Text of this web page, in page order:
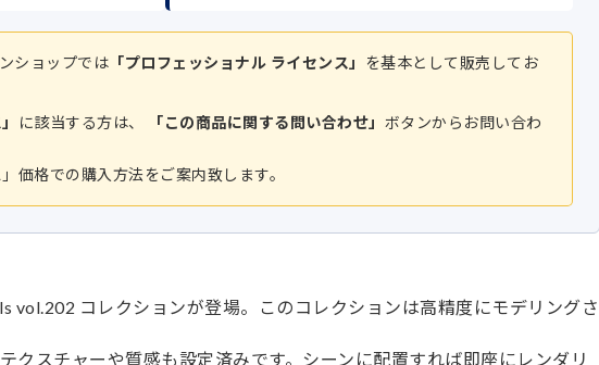
ショップでは 「プロフェッショナル ライセンス」
を基本として販売してお
に該当する方は、 「この商品に関する問い合わせ」 ボタンからお問い合わ
価格での購入方法をご案内致します。
vol.202 コレクションが登場。このコレクションは高精度にモデリングさ
クスチャーや質感も設定済みです。シーンに配置すれば即座にレンダリ